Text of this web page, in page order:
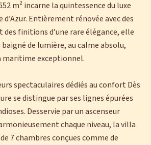
m² incarne la quintessence du luxe
Entièrement rénovée avec des
finitions d’une rare élégance, elle
baigné de lumière, au calme absolu,
maritime exceptionnel.
spectaculaires dédiés au confort Dès
se distingue par ses lignes épurées
Desservie par un ascenseur
chaque niveau, la villa
7 chambres conçues comme de